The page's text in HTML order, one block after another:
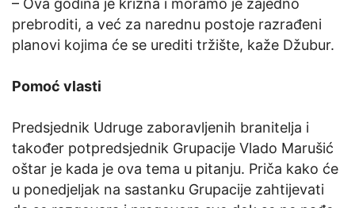
– Ova godina je krizna i moramo je zajedno
prebroditi, a već za narednu postoje razrađeni
planovi kojima će se urediti tržište, kaže Džubur.
Pomoć vlasti
Predsjednik Udruge zaboravljenih branitelja i
također potpredsjednik Grupacije Vlado Marušić
oštar je kada je ova tema u pitanju. Priča kako će
u ponedjeljak na sastanku Grupacije zahtijevati